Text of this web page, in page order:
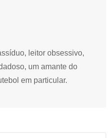
leitor obsessivo,
um amante do
em particular.